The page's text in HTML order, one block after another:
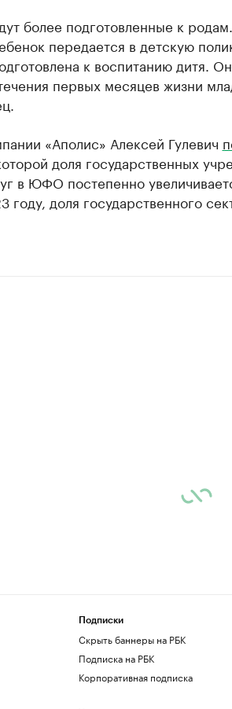
более подготовленные к
передается в детскую
к воспитанию дитя.
первых месяцев жизни
«Аполис» Алексей Гулевич
доля государственных
в ЮФО постепенно
доля государственного
Подписки
Скрыть баннеры на РБК
Подписка на РБК
Корпоративная подписка